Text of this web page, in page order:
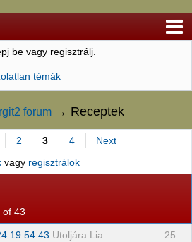
be vagy regisztrálj.
témák
forum → Receptek
2 3 4
Next
vagy regisztrálok
of 43
25
19:54:43 Utoljára Lia